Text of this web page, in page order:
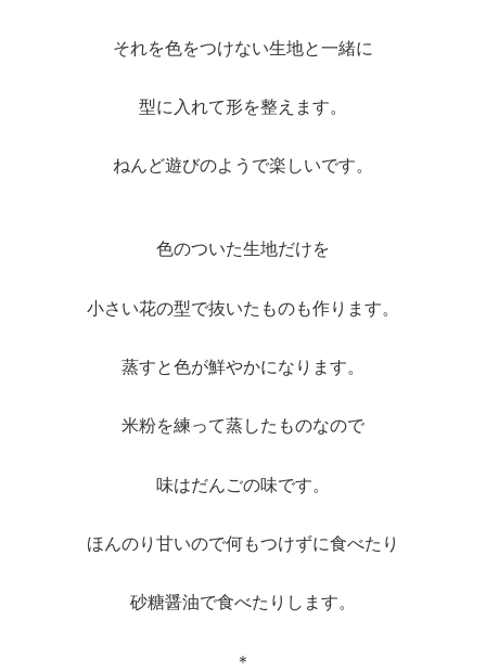
それを色をつけない生地と一緒に
型に入れて形を整えます。
ねんど遊びのようで楽しいです。
色のついた生地だけを
小さい花の型で抜いたものも作ります。
蒸すと色が鮮やかになります。
米粉を練って蒸したものなので
味はだんごの味です。
ほんのり甘いので何もつけずに食べたり
砂糖醤油で食べたりします。
＊